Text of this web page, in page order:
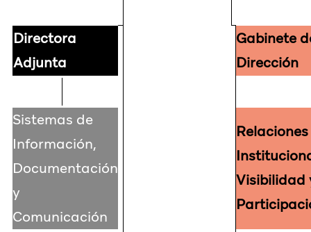
Directora
Adjunta
Gabinete
Dirección
Sistemas de
Información,
Documentación
y
Comunicación
Relaciones
Visibilidad